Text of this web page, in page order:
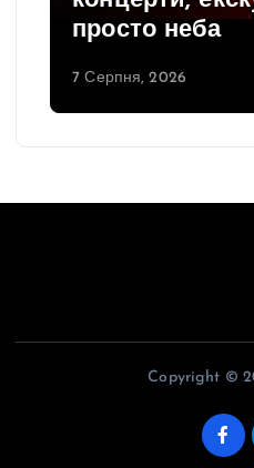
просто неба
7 Серпня, 2026
Copyright ©